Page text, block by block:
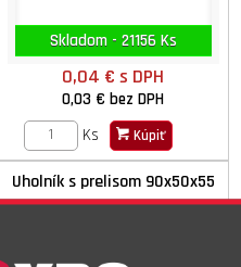
Skladom - 21156 Ks
0,04 €s DPH
0,03 €bez DPH
Ks
Kúpiť
Uholník s prelisom 90x50x55